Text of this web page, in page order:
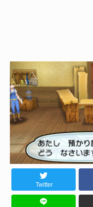
Twitter